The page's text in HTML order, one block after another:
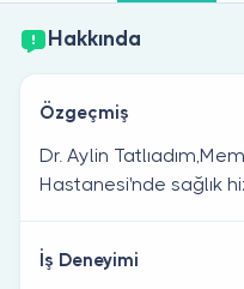
Hakkında
Özgeçmiş
Dr. Aylin
Hastanesi'nde sağlık
İş Deneyimi